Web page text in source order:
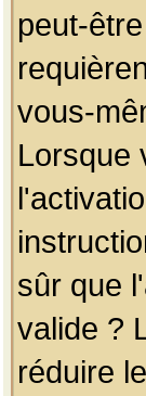
peut-
vous-
Lorsque
sûr que
valide ?
réduire